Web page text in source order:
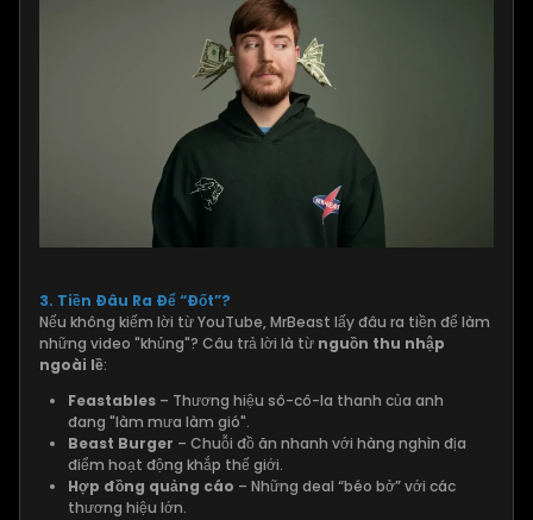
3. Tiền Đâu Ra Để “Đốt”?
Nếu không kiếm lời từ YouTube, MrBeast lấy đâu ra tiền để làm
những video "khủng"? Câu trả lời là từ nguồn thu nhập
ngoài lề:
Feastables – Thương hiệu sô-cô-la thanh của anh
đang "làm mưa làm gió".
Beast Burger – Chuỗi đồ ăn nhanh với hàng nghìn địa
điểm hoạt động khắp thế giới.
Hợp đồng quảng cáo – Những deal “béo bở” với các
thương hiệu lớn.